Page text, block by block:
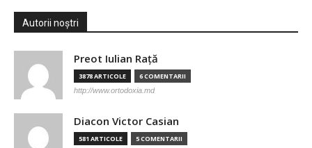
Autorii noștri
Preot Iulian Raţă
3878 ARTICOLE 6 COMENTARII
http://www.ortodoxia.md
Diacon Victor Casian
581 ARTICOLE 5 COMENTARII